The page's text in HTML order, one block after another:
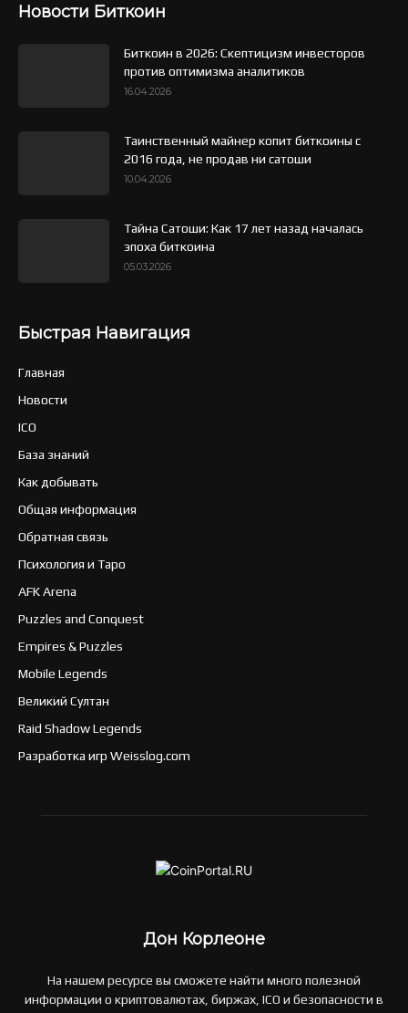
Новости Биткоин
Биткоин в 2026: Скептицизм инвесторов
против оптимизма аналитиков
16.04.2026
Таинственный майнер копит биткоины с
2016 года, не продав ни сатоши
10.04.2026
Тайна Сатоши: Как 17 лет назад началась
эпоха биткоина
05.03.2026
Быстрая Навигация
Главная
Новости
ICO
База знаний
Как добывать
Общая информация
Обратная связь
Психология и Таро
AFK Arena
Puzzles and Conquest
Empires & Puzzles
Mobile Legends
Великий Султан
Raid Shadow Legends
Разработка игр Weisslog.com
Дон Корлеоне
На нашем ресурсе вы сможете найти много полезной
информации о криптовалютах, биржах, ICO и безопасности в